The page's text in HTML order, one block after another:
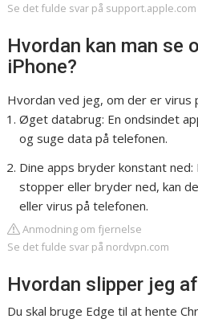
Se det fulde svar på support.apple.com
Hvordan kan man se
iPhone?
Hvordan ved jeg, om der er virus
Øget databrug: En ondsindet
og suge data på telefonen.
Dine apps bryder konstant
stopper eller bryder ned, kan
eller virus på telefonen.
Anmodning om fjernelse
Se det fulde svar på nordvpn.com
Hvordan slipper jeg
Du skal bruge Edge til at hente